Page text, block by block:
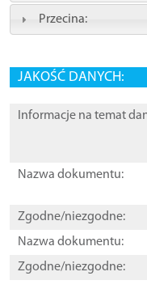
Przecina:
JAKOŚĆ DANYCH:
Informacje na temat
Nazwa dokumentu:
Zgodne/niezgodne:
Nazwa dokumentu:
Zgodne/niezgodne: